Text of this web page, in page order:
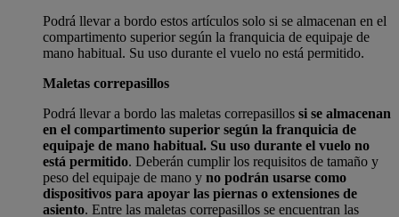
Podrá llevar a bordo estos artículos solo si se almacenan en el
compartimento superior según la franquicia de equipaje de
mano habitual. Su uso durante el vuelo no está permitido.
Maletas correpasillos
Podrá llevar a bordo las maletas correpasillos si se almacenan
en el compartimento superior según la franquicia de
equipaje de mano habitual. Su uso durante el vuelo no
está permitido. Deberán cumplir los requisitos de tamaño y
peso del equipaje de mano y no podrán usarse como
dispositivos para apoyar las piernas o extensiones de
asiento. Entre las maletas correpasillos se encuentran las